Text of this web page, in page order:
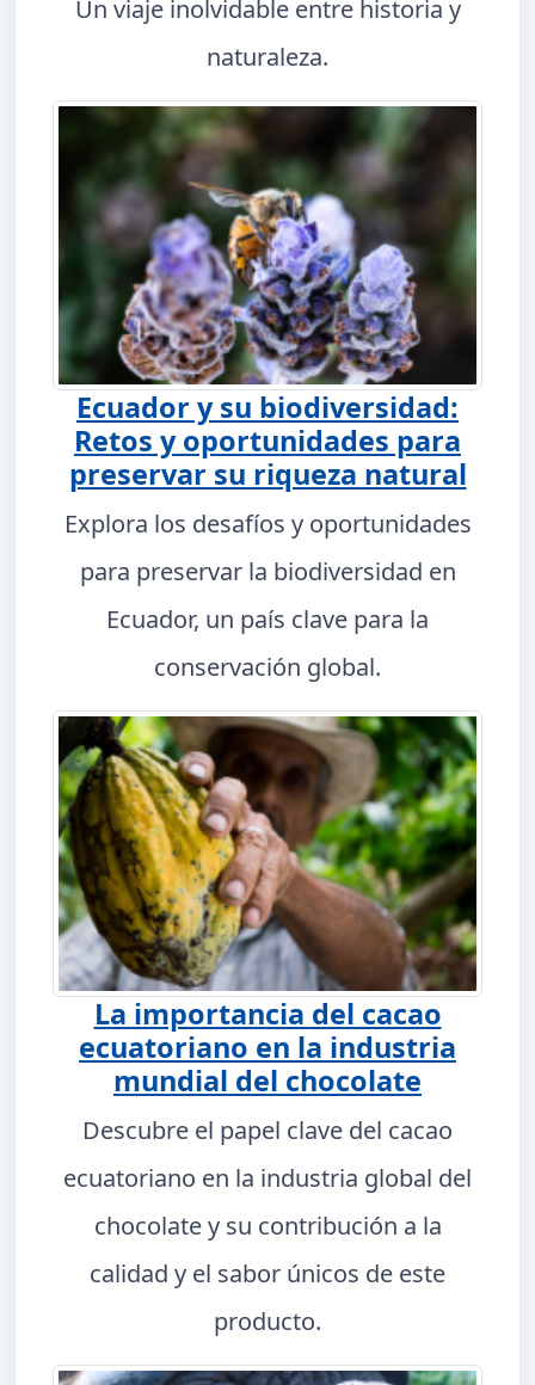
Un viaje inolvidable entre historia y
naturaleza.
Ecuador y su biodiversidad:
Retos y oportunidades para
preservar su riqueza natural
Explora los desafíos y oportunidades
para preservar la biodiversidad en
Ecuador, un país clave para la
conservación global.
La importancia del cacao
ecuatoriano en la industria
mundial del chocolate
Descubre el papel clave del cacao
ecuatoriano en la industria global del
chocolate y su contribución a la
calidad y el sabor únicos de este
producto.